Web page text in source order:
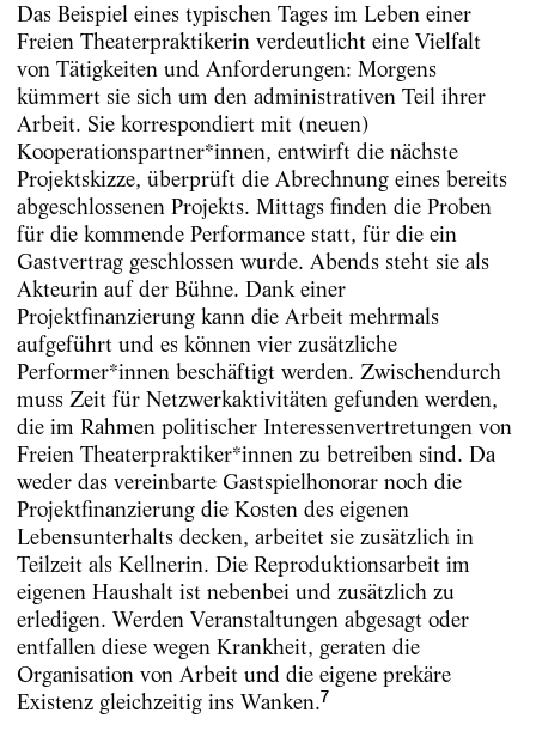
Das Beispiel eines typischen Tages im Leben einer
Freien Theaterpraktikerin verdeutlicht eine Vielfalt
von Tätigkeiten und Anforderungen: Morgens
kümmert sie sich um den administrativen Teil ihrer
Arbeit. Sie korrespondiert mit (neuen)
Kooperationspartner*innen, entwirft die nächste
Projektskizze, überprüft die Abrechnung eines bereits
abgeschlossenen Projekts. Mittags finden die Proben
für die kommende Performance statt, für die ein
Gastvertrag geschlossen wurde. Abends steht sie als
Akteurin auf der Bühne. Dank einer
Projektfinanzierung kann die Arbeit mehrmals
aufgeführt und es können vier zusätzliche
Performer*innen beschäftigt werden. Zwischendurch
muss Zeit für Netzwerkaktivitäten gefunden werden,
die im Rahmen politischer Interessenvertretungen von
Freien Theaterpraktiker*innen zu betreiben sind. Da
weder das vereinbarte Gastspielhonorar noch die
Projektfinanzierung die Kosten des eigenen
Lebensunterhalts decken, arbeitet sie zusätzlich in
Teilzeit als Kellnerin. Die Reproduktionsarbeit im
eigenen Haushalt ist nebenbei und zusätzlich zu
erledigen. Werden Veranstaltungen abgesagt oder
entfallen diese wegen Krankheit, geraten die
Organisation von Arbeit und die eigene prekäre
Existenz gleichzeitig ins Wanken.7